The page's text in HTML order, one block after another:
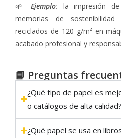
🌱 Ejemplo: la impresión
memorias de
reciclados de 120 g/m² en
acabado profesional y
📘 Preguntas
¿Qué tipo de papel es
o catálogos de alta calidad?
¿Qué papel se usa en